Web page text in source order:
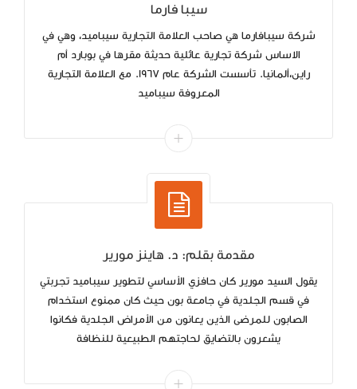
سيبا فارما
شركة سيبافارما هي صاحب العلامة التجارية سيباميد، وهي في
الاساس شركة تجارية عائلية حديثة مقرها في بوبارد أم
راين،ألمانيا. تأسست الشركة عام 1967. مع العلامة التجارية
المعروفة سيباميد
مقدمة بقلم: د. هاينز مورير
يقول السيد مورير كان حافزي الأساسي لتطوير سيباميد تجربتي
في قسم الجلدية في جامعة بون حيث كان ممنوع استخدام
الصابون للمرضى الذين يعانون من الأمراض الجلدية فكانوا
يشعرون بالتضايق لحاجتهم الطبيعية للنظافة